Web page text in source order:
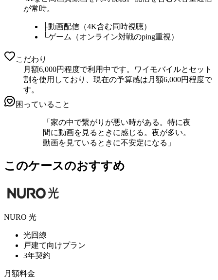
が常時。
├動画配信（4K含む同時視聴）
└ゲーム（オンライン対戦のping重視）
こだわり
月額6,000円程度で利用中です。ワイモバイルとセット
割を使用しており、現在の予算感は月額6,000円程度で
す。
困っていること
「 家の中で繋がりが悪い時がある。特に夜
間に動画を見るときに感じる。夜が多い。
動画を見ているときに不安定になる 」
このケースのおすすめ
NURO 光
光回線
戸建て向けプラン
3年契約
月額料金